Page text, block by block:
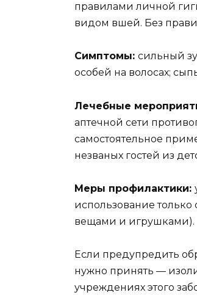
правилами личной
видом вшей. Без
Симптомы: сильный
особей на волосах;
Лечебные
аптечной сети
самостоятельное
незваных гостей из
Меры профилактики:
использование
вещами и игрушками).
Eсли предупредить
нужно принять —
учреждениях этого